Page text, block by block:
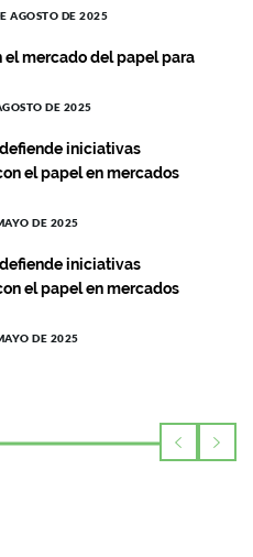
AGOSTO DE 2025
el mercado del papel para
DE 2025
iniciativas
el papel en mercados
DE 2025
iniciativas
el papel en mercados
DE 2025